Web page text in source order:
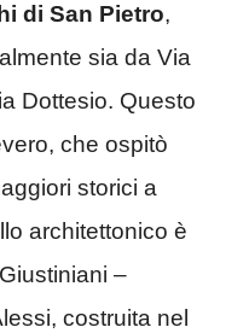
di San Pietro,
sia da Via
Dottesio. Questo
che ospitò
storici a
architettonico è
–
costruita nel